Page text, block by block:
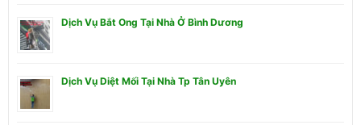
Dịch Vụ Bắt Ong Tại Nhà Ở Bình Dương
Dịch Vụ Diệt Mối Tại Nhà Tp Tân Uyên